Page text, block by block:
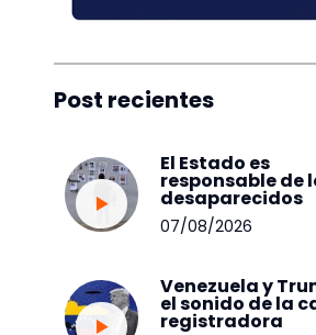
Post recientes
El Estado es
responsable de
desaparecidos
07/08/2026
Venezuela y
el sonido de la
registradora